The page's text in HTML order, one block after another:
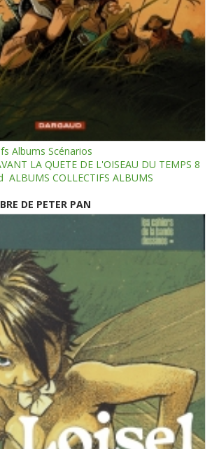
Albums Scénarios
LA QUETE DE L'OISEAU DU TEMPS 8
ALBUMS COLLECTIFS ALBUMS
DE PETER PAN